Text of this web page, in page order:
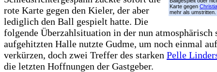
Karte gegen
mehr als umstritten.
rote Karte gegen den Kieler, der aber
lediglich den Ball gespielt hatte. Die
folgende Überzahlsituation in der nun atmosphärisch
aufgehitzten Halle nutzte Gudme, um noch einmal
verkürzen, doch zwei Treffer des starken Pelle
die letzten Hoffnungen der Gastgeber.